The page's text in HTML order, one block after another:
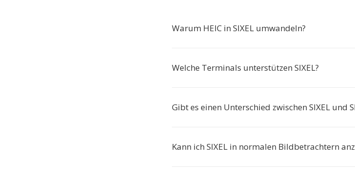
Warum HEIC in SIXEL umwandeln?
Welche Terminals unterstützen SIXEL?
Gibt es einen Unterschied zwischen SIXEL und
Kann ich SIXEL in normalen Bildbetrachtern